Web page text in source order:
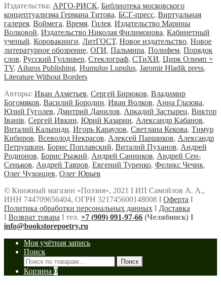
Издательства: АРГО-РИСК, Библиотека московского
концептуализма Германа Титова, БСГ-пресс, Виртуальная
галерея, Воймега, Время, Гилея, Издательство Марины
Волковой, Издательство Николая Филимонова, Кабинетный
ученый, Коровакниги, ЛитГОСТ, Новое издательство, Новое
литературное обозрение, ОГИ, Пальмира, Полифем, Порядок
слов, Русский Гулливер, Стеклограф, СТиХИ, Цирк Олимп +
TV, Ailuros Publishing, Humulus Lupulus, Jaromir Hladik press,
Literature Without Borders
Авторы: Иван Ахметьев, Сергей Бирюков, Владимир
Богомяков, Василий Бородин, Иван Волков, Анна Глазова,
Юлий Гуголев, Дмитрий Данилов, Аркадий Застырец, Виктор
Iванiв, Сергей Ивкин, Юрий Казарин, Александр Кабанов,
Виталий Кальпиди, Игорь Караулов, Светлана Кекова, Тимур
Кибиров, Всеволод Некрасов, Алексей Парщиков, Александр
Петрушкин, Борис Поплавский, Виталий Пуханов, Андрей
Родионов, Борис Рыжий, Андрей Санников, Андрей Сен-
Сеньков, Андрей Тавров, Евгений Туренко, Феликс Чечик,
Олег Чухонцев, Олег Юрьев
© Книжный магазин «Поэзия», 2021 Ι ИП Самойлов А. А.,
ИНН 744709656404, ОГРН 321745600148008 Ι Оферта Ι
Политика обработки персональных данных Ι Доставка
Ι Возврат товара Ι тел. +7 (909) 091-97-66 (Челябинск) Ι
info@bookstorepoetry.ru
Моя учётная запись
Поиск
Искать:
Поиск
Корзина 0